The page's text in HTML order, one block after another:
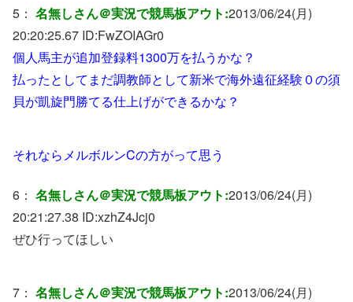
5： 名無しさん＠実況で競馬板アウト:2013/06/24(月)
20:20:25.67 ID:FwZOIAGr0
個人馬主が追加登録料1300万を払うかな？
払ったとしてまだ調教師として新米で海外遠征経験０の須
貝が凱旋門勝てる仕上げができるかな？
それならメルボルンCの方がって思う
6： 名無しさん＠実況で競馬板アウト:2013/06/24(月)
20:21:27.38 ID:xzhZ4Jcj0
ぜひ行ってほしい
7： 名無しさん＠実況で競馬板アウト:2013/06/24(月)